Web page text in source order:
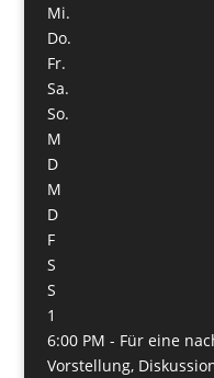
Mi.
Do.
Fr.
Sa.
So.
M
D
M
D
F
S
S
1
6:00 PM - Für eine
Vorstellung,